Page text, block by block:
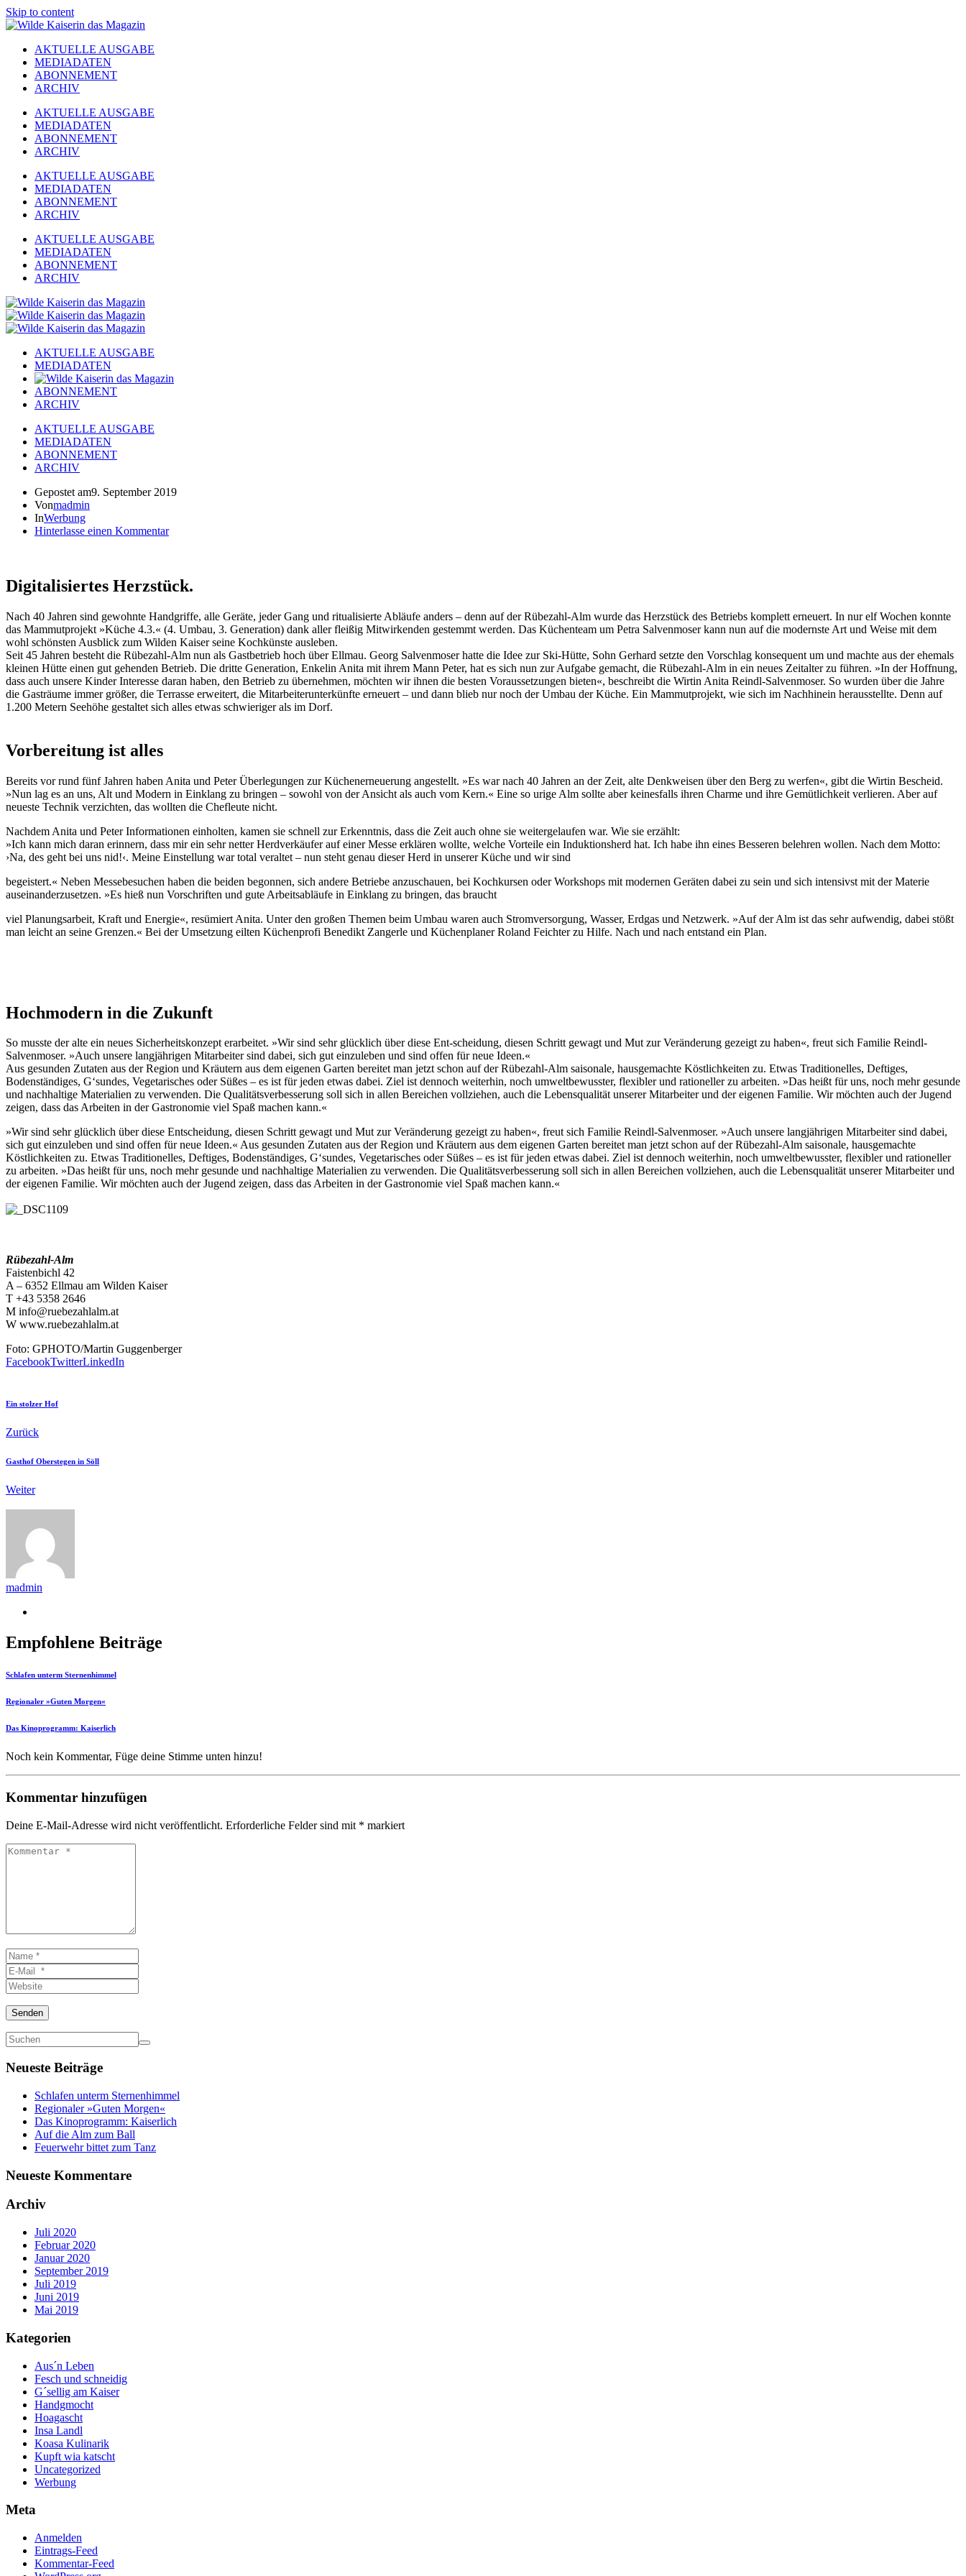
Skip to content
AKTUELLE AUSGABE
MEDIADATEN
ABONNEMENT
ARCHIV
AKTUELLE AUSGABE
MEDIADATEN
ABONNEMENT
ARCHIV
AKTUELLE AUSGABE
MEDIADATEN
ABONNEMENT
ARCHIV
AKTUELLE AUSGABE
MEDIADATEN
ABONNEMENT
ARCHIV
AKTUELLE AUSGABE
MEDIADATEN
ABONNEMENT
ARCHIV
AKTUELLE AUSGABE
MEDIADATEN
ABONNEMENT
ARCHIV
Gepostet am9. September 2019
Vonmadmin
InWerbung
Hinterlasse einen Kommentar
Digitalisiertes Herzstück.
Nach 40 Jahren sind gewohnte Handgriffe, alle Geräte, jeder Gang und ritualisierte Abläufe anders – denn auf der Rübezahl-Alm wurde das Herzstück des Betriebs komplett erneuert. In nur elf Wochen konnte
das Mammutprojekt »Küche 4.3.« (4. Umbau, 3. Generation) dank aller fleißig Mitwirkenden gestemmt werden. Das Küchenteam um Petra Salvenmoser kann nun auf die modernste Art und Weise mit dem
wohl schönsten Ausblick zum Wilden Kaiser seine Kochkünste ausleben.
Seit 45 Jahren besteht die Rübezahl-Alm nun als Gastbetrieb hoch über Ellmau. Georg Salvenmoser hatte die Idee zur Ski-Hütte, Sohn Gerhard setzte den Vorschlag konsequent um und machte aus der ehemals
kleinen Hütte einen gut gehenden Betrieb. Die dritte Generation, Enkelin Anita mit ihrem Mann Peter, hat es sich nun zur Aufgabe gemacht, die Rübezahl-Alm in ein neues Zeitalter zu führen. »In der Hoffnung,
dass auch unsere Kinder Interesse daran haben, den Betrieb zu übernehmen, möchten wir ihnen die besten Voraussetzungen bieten«, beschreibt die Wirtin Anita Reindl-Salvenmoser. So wurden über die Jahre
die Gasträume immer größer, die Terrasse erweitert, die Mitarbeiterunterkünfte erneuert – und dann blieb nur noch der Umbau der Küche. Ein Mammutprojekt, wie sich im Nachhinein herausstellte. Denn auf
1.200 Metern Seehöhe gestaltet sich alles etwas schwieriger als im Dorf.
Vorbereitung ist alles
Bereits vor rund fünf Jahren haben Anita und Peter Überlegungen zur Küchenerneuerung angestellt. »Es war nach 40 Jahren an der Zeit, alte Denkweisen über den Berg zu werfen«, gibt die Wirtin Bescheid.
»Nun lag es an uns, Alt und Modern in Einklang zu bringen – sowohl von der Ansicht als auch vom Kern.« Eine so urige Alm sollte aber keinesfalls ihren Charme und ihre Gemütlichkeit verlieren. Aber auf
neueste Technik verzichten, das wollten die Chefleute nicht.
Nachdem Anita und Peter Informationen einholten, kamen sie schnell zur Erkenntnis, dass die Zeit auch ohne sie weitergelaufen war. Wie sie erzählt:
»Ich kann mich daran erinnern, dass mir ein sehr netter Herdverkäufer auf einer Messe erklären wollte, welche Vorteile ein Induktionsherd hat. Ich habe ihn eines Besseren belehren wollen. Nach dem Motto:
›Na, des geht bei uns nid!‹. Meine Einstellung war total veraltet – nun steht genau dieser Herd in unserer Küche und wir sind
begeistert.« Neben Messebesuchen haben die beiden begonnen, sich andere Betriebe anzuschauen, bei Kochkursen oder Workshops mit modernen Geräten dabei zu sein und sich intensivst mit der Materie
auseinanderzusetzen. »Es hieß nun Vorschriften und gute Arbeitsabläufe in Einklang zu bringen, das braucht
viel Planungsarbeit, Kraft und Energie«, resümiert Anita. Unter den großen Themen beim Umbau waren auch Stromversorgung, Wasser, Erdgas und Netzwerk. »Auf der Alm ist das sehr aufwendig, dabei stößt
man leicht an seine Grenzen.« Bei der Umsetzung eilten Küchenprofi Benedikt Zangerle und Küchenplaner Roland Feichter zu Hilfe. Nach und nach entstand ein Plan.
Hochmodern in die Zukunft
So musste der alte ein neues Sicherheitskonzept erarbeitet. »Wir sind sehr glücklich über diese Ent-scheidung, diesen Schritt gewagt und Mut zur Veränderung gezeigt zu haben«, freut sich Familie Reindl-
Salvenmoser. »Auch unsere langjährigen Mitarbeiter sind dabei, sich gut einzuleben und sind offen für neue Ideen.«
Aus gesunden Zutaten aus der Region und Kräutern aus dem eigenen Garten bereitet man jetzt schon auf der Rübezahl-Alm saisonale, hausgemachte Köstlichkeiten zu. Etwas Traditionelles, Deftiges,
Bodenständiges, G‘sundes, Vegetarisches oder Süßes – es ist für jeden etwas dabei. Ziel ist dennoch weiterhin, noch umweltbewusster, flexibler und rationeller zu arbeiten. »Das heißt für uns, noch mehr gesunde
und nachhaltige Materialien zu verwenden. Die Qualitätsverbesserung soll sich in allen Bereichen vollziehen, auch die Lebensqualität unserer Mitarbeiter und der eigenen Familie. Wir möchten auch der Jugend
zeigen, dass das Arbeiten in der Gastronomie viel Spaß machen kann.«
»Wir sind sehr glücklich über diese Entscheidung, diesen Schritt gewagt und Mut zur Veränderung gezeigt zu haben«, freut sich Familie Reindl-Salvenmoser. »Auch unsere langjährigen Mitarbeiter sind dabei,
sich gut einzuleben und sind offen für neue Ideen.« Aus gesunden Zutaten aus der Region und Kräutern aus dem eigenen Garten bereitet man jetzt schon auf der Rübezahl-Alm saisonale, hausgemachte
Köstlichkeiten zu. Etwas Traditionelles, Deftiges, Bodenständiges, G‘sundes, Vegetarisches oder Süßes – es ist für jeden etwas dabei. Ziel ist dennoch weiterhin, noch umweltbewusster, flexibler und rationeller
zu arbeiten. »Das heißt für uns, noch mehr gesunde und nachhaltige Materialien zu verwenden. Die Qualitätsverbesserung soll sich in allen Bereichen vollziehen, auch die Lebensqualität unserer Mitarbeiter und
der eigenen Familie. Wir möchten auch der Jugend zeigen, dass das Arbeiten in der Gastronomie viel Spaß machen kann.«
Rübezahl-Alm
Faistenbichl 42
A – 6352 Ellmau am Wilden Kaiser
T +43 5358 2646
M info@ruebezahlalm.at
W www.ruebezahlalm.at
Foto: GPHOTO/Martin Guggenberger
FacebookTwitterLinkedIn
Ein stolzer Hof
Zurück
Gasthof Oberstegen in Söll
Weiter
madmin
Empfohlene Beiträge
Schlafen unterm Sternenhimmel
Regionaler »Guten Morgen«
Das Kinoprogramm: Kaiserlich
Noch kein Kommentar, Füge deine Stimme unten hinzu!
Kommentar hinzufügen
Deine E-Mail-Adresse wird nicht veröffentlicht. Erforderliche Felder sind mit * markiert
Kommentar
Name
*E-
Mail
*
Website
Senden
Neueste Beiträge
Schlafen unterm Sternenhimmel
Regionaler »Guten Morgen«
Das Kinoprogramm: Kaiserlich
Auf die Alm zum Ball
Feuerwehr bittet zum Tanz
Neueste Kommentare
Archiv
Juli 2020
Februar 2020
Januar 2020
September 2019
Juli 2019
Juni 2019
Mai 2019
Kategorien
Aus´n Leben
Fesch und schneidig
G´sellig am Kaiser
Handgmocht
Hoagascht
Insa Landl
Koasa Kulinarik
Kupft wia katscht
Uncategorized
Werbung
Meta
Anmelden
Eintrags-Feed
Kommentar-Feed